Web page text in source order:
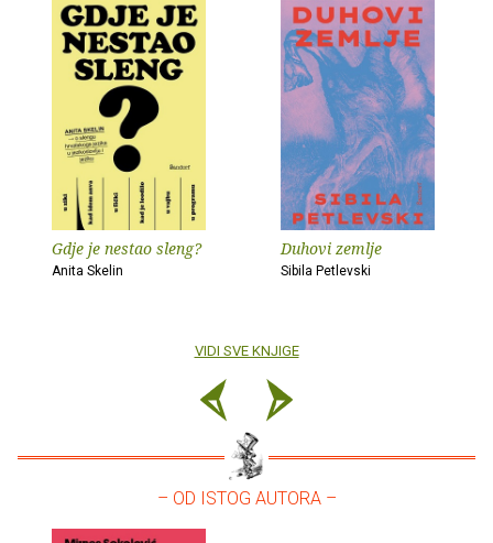
Gdje je nestao sleng?
Anita Skelin
Duhovi zemlje
Sibila Petlevski
VIDI SVE KNJIGE
– OD ISTOG AUTORA –